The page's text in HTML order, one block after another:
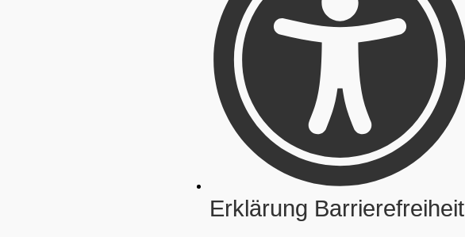
Erklärung Barrierefreiheit